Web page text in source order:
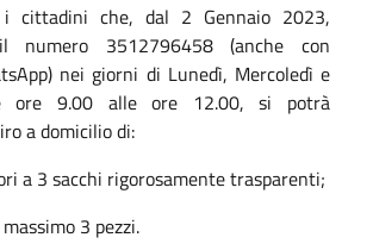
cittadini che, dal 2 Gennaio 2023,
numero 3512796458 (anche con
nei giorni di Lunedì, Mercoledì e
ore 9.00 alle ore 12.00, si potrà
a domicilio di:
a 3 sacchi rigorosamente trasparenti;
3 pezzi.